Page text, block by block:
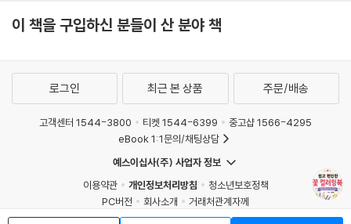
이 책을 구입하신 분들이 산 분야 책
로그인 최근 본 상품 주문/배송
고객센터 1544-3800 티켓 1544-6399
중고샵 1566-4295
eBook 1:1문의/채팅상담
예스이십사(주) 사업자 정보
이용약관
개인정보처리방침
청소년보호정책
PC버전
회사소개
거래처관계자께
도서홍보
광고